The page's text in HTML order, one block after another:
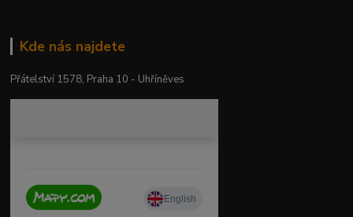
Kde nás najdete
Přátelství 1578, Praha 10 - Uhříněves